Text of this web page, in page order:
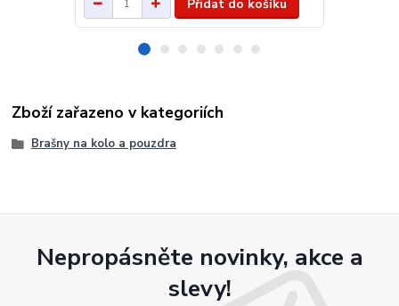
Přidat do košíku
Zboží zařazeno v kategoriích
Brašny na kolo a pouzdra
Nepropásněte novinky, akce a
slevy!